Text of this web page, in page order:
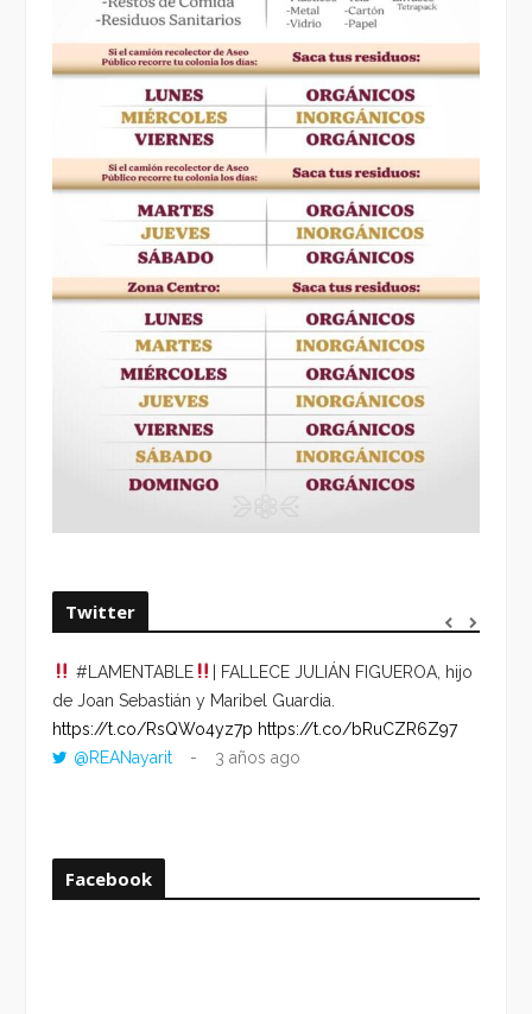
Twitter
#LAMENTABLE
| FALLECE JULIÁN FIGUEROA, hijo
de Joan Sebastián y Maribel Guardia.
https://t.co/RsQWo4yz7p https://t.co/bRuCZR6Z97
@REANayarit
3 años ago
Facebook